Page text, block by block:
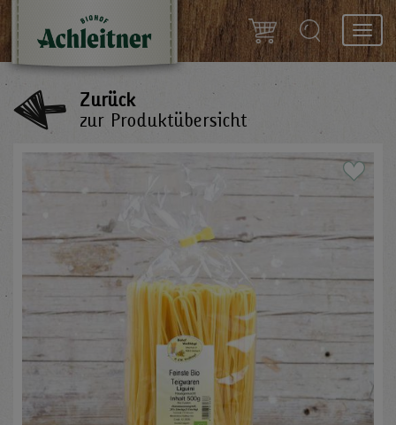
Zurück
zur Produktübersicht